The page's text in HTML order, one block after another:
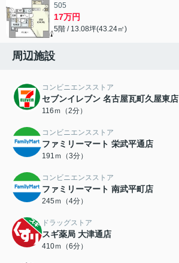
505
17万円
5階 / 13.08坪(43.24㎡)
周辺施設
コンビニエンスストア
セブンイレブン 名古屋瓦町久屋東店
116ｍ（2分）
コンビニエンスストア
ファミリーマート 栄武平通店
191ｍ（3分）
コンビニエンスストア
ファミリーマート 南武平町店
245ｍ（4分）
ドラッグストア
スギ薬局 大津通店
410ｍ（6分）